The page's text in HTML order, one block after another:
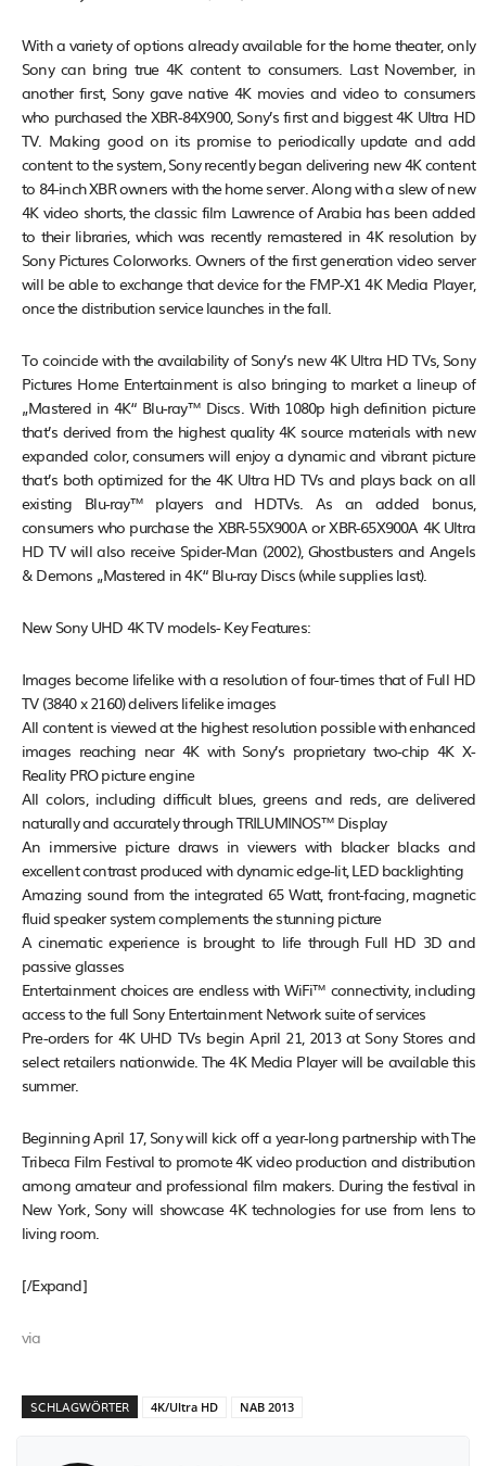
With a variety of options already available for the home theater, only
Sony can bring true 4K content to consumers. Last November, in
another first, Sony gave native 4K movies and video to consumers
who purchased the XBR-84X900, Sony’s first and biggest 4K Ultra HD
TV. Making good on its promise to periodically update and add
content to the system, Sony recently began delivering new 4K content
to 84-inch XBR owners with the home server. Along with a slew of new
4K video shorts, the classic film Lawrence of Arabia has been added
to their libraries, which was recently remastered in 4K resolution by
Sony Pictures Colorworks. Owners of the first generation video server
will be able to exchange that device for the FMP-X1 4K Media Player,
once the distribution service launches in the fall.
To coincide with the availability of Sony’s new 4K Ultra HD TVs, Sony
Pictures Home Entertainment is also bringing to market a lineup of
„Mastered in 4K“ Blu-ray™ Discs. With 1080p high definition picture
that’s derived from the highest quality 4K source materials with new
expanded color, consumers will enjoy a dynamic and vibrant picture
that’s both optimized for the 4K Ultra HD TVs and plays back on all
existing Blu-ray™ players and HDTVs. As an added bonus,
consumers who purchase the XBR-55X900A or XBR-65X900A 4K Ultra
HD TV will also receive Spider-Man (2002), Ghostbusters and Angels
& Demons „Mastered in 4K“ Blu-ray Discs (while supplies last).
New Sony UHD 4K TV models- Key Features:
Images become lifelike with a resolution of four-times that of Full HD
TV (3840 x 2160) delivers lifelike images
All content is viewed at the highest resolution possible with enhanced
images reaching near 4K with Sony’s proprietary two-chip 4K X-
Reality PRO picture engine
All colors, including difficult blues, greens and reds, are delivered
naturally and accurately through TRILUMINOS™ Display
An immersive picture draws in viewers with blacker blacks and
excellent contrast produced with dynamic edge-lit, LED backlighting
Amazing sound from the integrated 65 Watt, front-facing, magnetic
fluid speaker system complements the stunning picture
A cinematic experience is brought to life through Full HD 3D and
passive glasses
Entertainment choices are endless with WiFi™ connectivity, including
access to the full Sony Entertainment Network suite of services
Pre-orders for 4K UHD TVs begin April 21, 2013 at Sony Stores and
select retailers nationwide. The 4K Media Player will be available this
summer.
Beginning April 17, Sony will kick off a year-long partnership with The
Tribeca Film Festival to promote 4K video production and distribution
among amateur and professional film makers. During the festival in
New York, Sony will showcase 4K technologies for use from lens to
living room.
[/Expand]
via
SCHLAGWÖRTER 4K/Ultra HD NAB 2013